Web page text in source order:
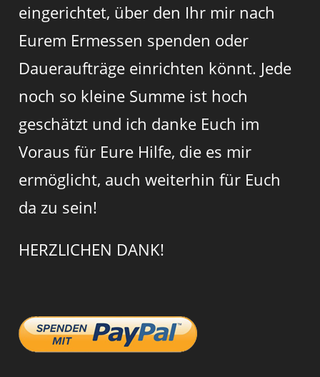
eingerichtet, über den Ihr mir nach
Eurem Ermessen spenden oder
Daueraufträge einrichten könnt. Jede
noch so kleine Summe ist hoch
geschätzt und ich danke Euch im
Voraus für Eure Hilfe, die es mir
ermöglicht, auch weiterhin für Euch
da zu sein!
HERZLICHEN DANK!